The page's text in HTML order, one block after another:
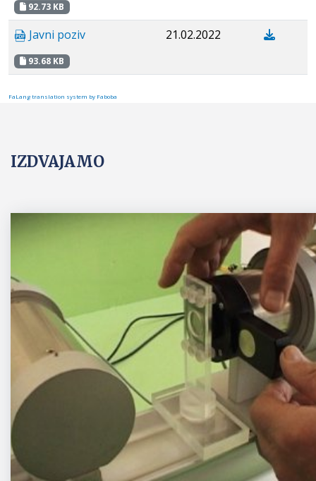
92.73 KB
Javni poziv
93.68 KB
21.02.2022
FaLang translation system by Faboba
IZDVAJAMO